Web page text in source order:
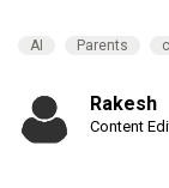
AI Parents
Rakesh
Content